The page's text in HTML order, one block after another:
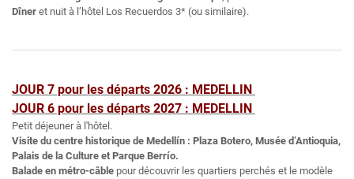
Dîner et nuit à l’hôtel Los Recuerdos 3* (ou similaire).
JOUR 7 pour les départs 2026 : MEDELLIN
JOUR 6 pour les départs 2027 : MEDELLIN
Petit déjeuner à l'hôtel.
Visite du centre historique de Medellín : Plaza Botero, Musée d’Antioquia,
Palais de la Culture et Parque Berrío.
Balade en métro-câble pour découvrir les quartiers perchés et le modèle